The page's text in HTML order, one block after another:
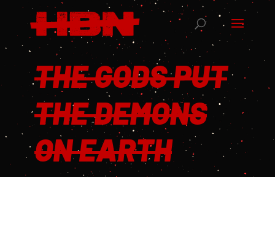
THE GODS PUT
THE DEMONS
ON EARTH